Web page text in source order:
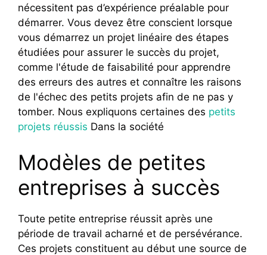
nécessitent pas d’expérience préalable pour
démarrer. Vous devez être conscient lorsque
vous démarrez un projet linéaire des étapes
étudiées pour assurer le succès du projet,
comme l'étude de faisabilité pour apprendre
des erreurs des autres et connaître les raisons
de l'échec des petits projets afin de ne pas y
tomber. Nous expliquons certaines des petits
projets réussis Dans la société
Modèles de petites
entreprises à succès
Toute petite entreprise réussit après une
période de travail acharné et de persévérance.
Ces projets constituent au début une source de